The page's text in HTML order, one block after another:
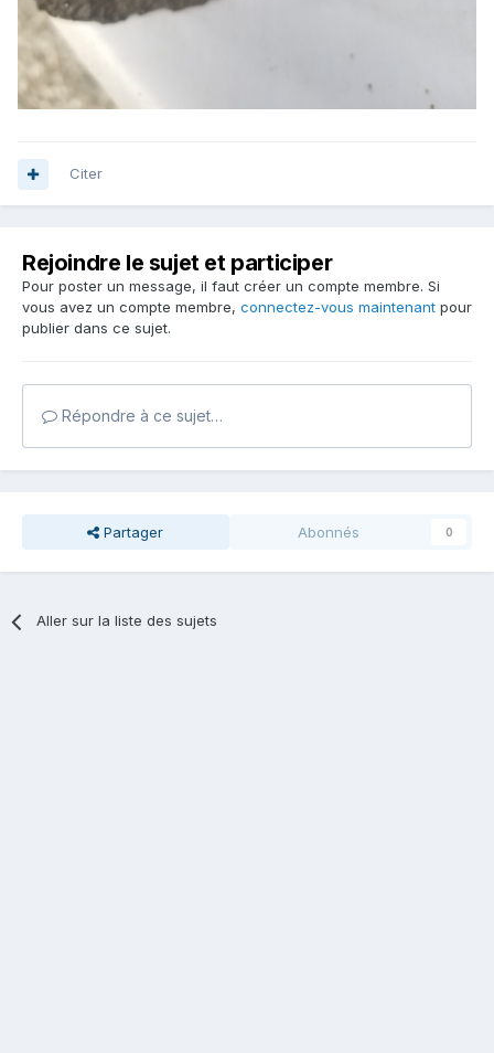
Citer
Rejoindre le sujet et participer
Pour poster un message, il faut créer un compte membre. Si
vous avez un compte membre, connectez-vous maintenant pour
publier dans ce sujet.
Répondre à ce sujet…
Partager Abonnés 0
Aller sur la liste des sujets